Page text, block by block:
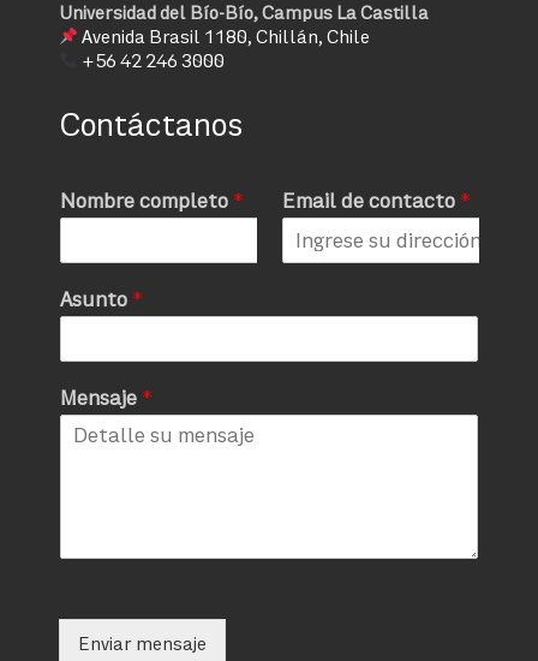
Universidad del Bío-Bío, Campus La Castilla
Avenida Brasil 1180, Chillán, Chile
+56 42 246 3000
Contáctanos
Nombre completo * Email de contacto *
Asunto *
Mensaje *
Enviar mensaje